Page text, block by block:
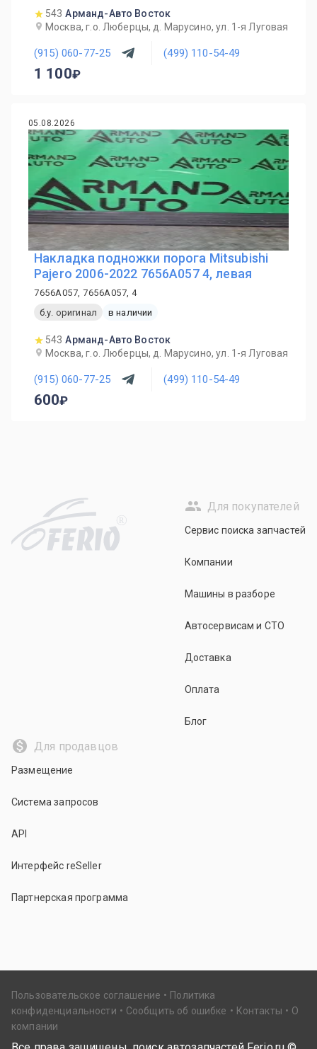
543 Арманд-Авто Восток
Москва, г.о. Люберцы, д. Марусино, ул. 1-я Луговая
(915) 060-77-25 (499) 110-54-49
1 100
05.08.2026
Накладка подножки порога Mitsubishi
Pajero 2006-2022 7656A057 4, левая
7656A057, 7656A057, 4
б.у. оригинал
в наличии
543 Арманд-Авто Восток
Москва, г.о. Люберцы, д. Марусино, ул. 1-я Луговая
(915) 060-77-25 (499) 110-54-49
600
R
Для покупателей
Сервис поиска запчастей
Компании
Машины в разборе
Автосервисам и СТО
Доставка
Оплата
Блог
Для продавцов
Размещение
Система запросов
API
Интерфейс reSeller
Партнерская программа
Пользовательское соглашение
Политика
конфиденциальности
Сообщить об ошибке Контакты
О
компании